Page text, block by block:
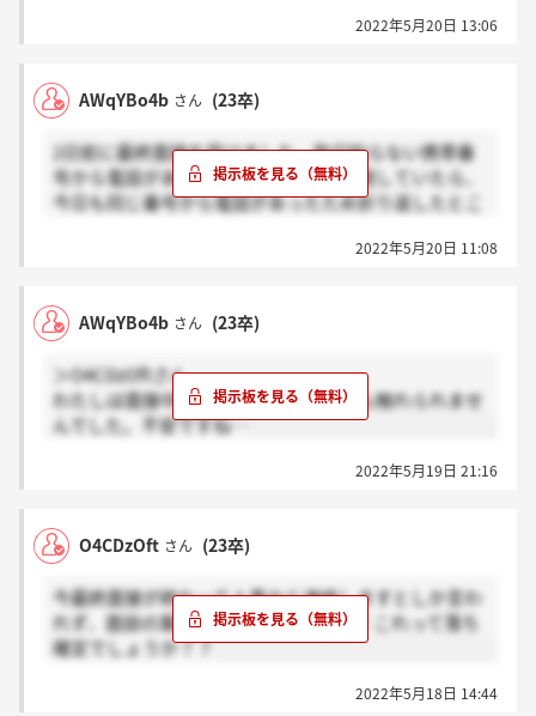
ょうか、、？当日まで気になるので教えて頂けると嬉
2022年5月20日 13:06
AWqYBo4b さん (23卒)
2日前に最終面接を受けました。昨日知らない携帯番
号から電話があり迷惑電話かと思い無視していたら、
今日も同じ番号から電話があったため折り返したとこ
果をいただき、後日の面談のご案内を受けました。
2022年5月20日 11:08
AWqYBo4b さん (23卒)
＞O4CDzOftさん
わたしは面接中に結果連絡について何も触れられませ
んでした。不安ですね…
2022年5月19日 21:16
O4CDzOft さん (23卒)
今最終面接が終わって人事から連絡しますとしか言わ
れず、面談の案内がありませんでした！これって落ち
確定でしょうか？？
2022年5月18日 14:44